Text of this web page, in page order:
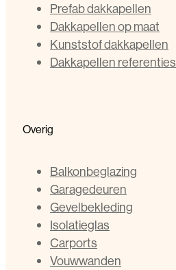
Prefab dakkapellen
Dakkapellen op maat
Kunststof dakkapellen
Dakkapellen referenties
Overig
Balkonbeglazing
Garagedeuren
Gevelbekleding
Isolatieglas
Carports
Vouwwanden